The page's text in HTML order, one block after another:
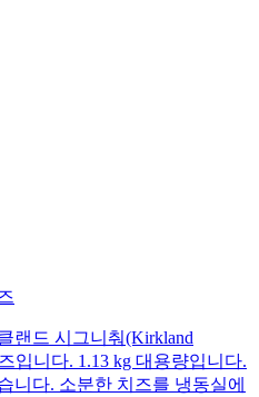
랜드 시그니춰(Kirkland
입니다. 1.13 kg 대용량입니다.
니다. 소분한 치즈를 냉동실에